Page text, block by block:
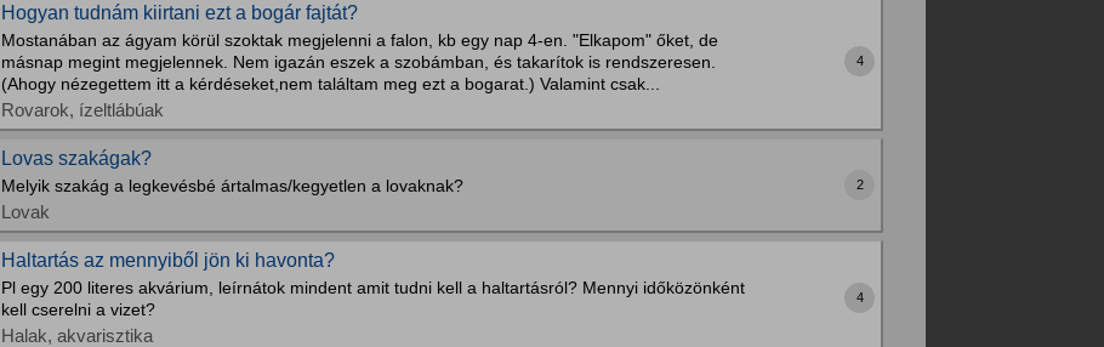
Hogyan tudnám kiirtani ezt a bogár fajtát?
Mostanában az ágyam körül szoktak megjelenni a falon, kb egy nap 4-en. "Elkapom" őket, de
másnap megint megjelennek. Nem igazán eszek a szobámban, és takarítok is rendszeresen.
(Ahogy nézegettem itt a kérdéseket,nem találtam meg ezt a bogarat.) Valamint csak...
Rovarok, ízeltlábúak
4
Lovas szakágak?
Melyik szakág a legkevésbé ártalmas/kegyetlen a lovaknak?
Lovak
2
Haltartás az mennyiből jön ki havonta?
Pl egy 200 literes akvárium, leírnátok mindent amit tudni kell a haltartásról? Mennyi időközönként
kell cserelni a vizet?
Halak, akvarisztika
4